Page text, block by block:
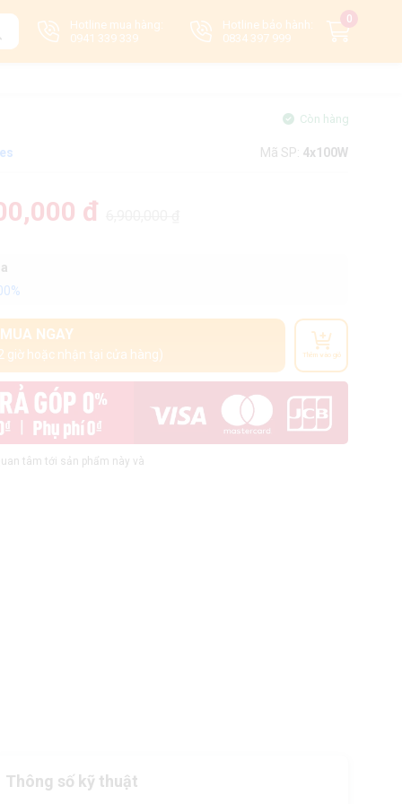
Hotline mua hàng:
0941 339 339
Hotline bảo hành:
0834 397 999
0
Còn hàng
Mã SP: 4x100W
đ
MUA NGAY
giờ hoặc nhận tại cửa hàng) Thêm vào giỏ
tâm tới sản phẩm này và
Thông số kỹ thuật